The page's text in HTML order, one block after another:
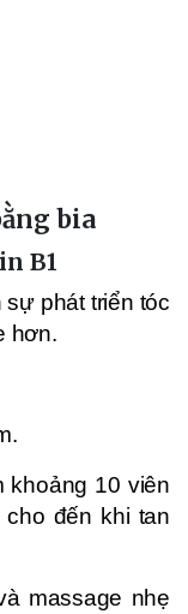
bia
B1
phát triển tóc
hơn.
khoảng 10 viên
đến khi tan
massage nhẹ